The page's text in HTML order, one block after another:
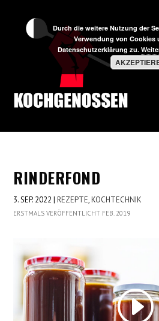
RINDERFOND
3. SEP. 2022 |REZEPTE,KOCHTECHNIK
ERSTMALS VERÖFFENTLICHT FEB. 2019
Durch die weitere Nutzung der
Verwendung von Cookies
Datenschutzerklärung zu.